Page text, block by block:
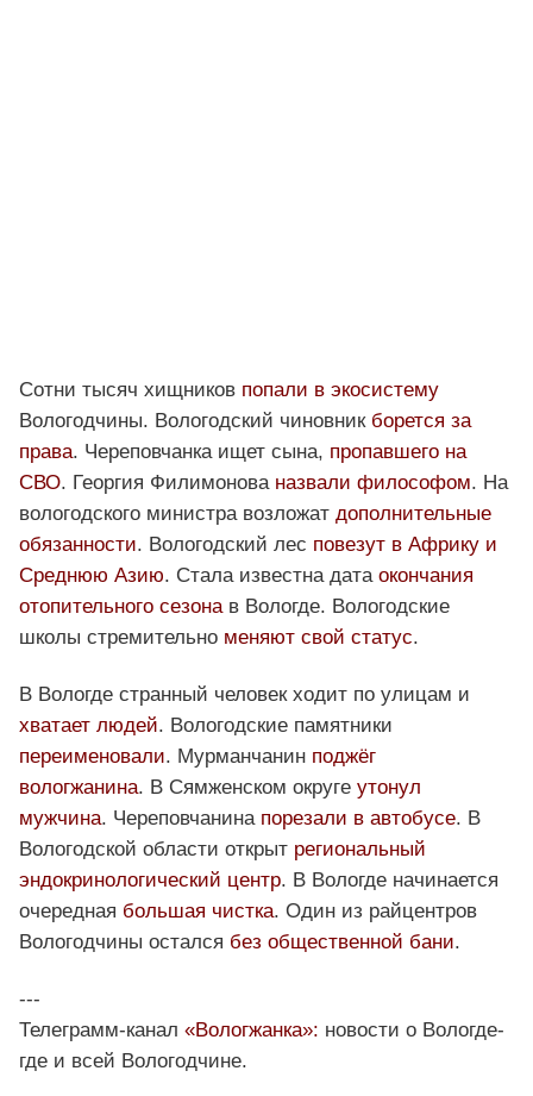
Сотни тысяч хищников попали в экосистему
Вологодчины. Вологодский чиновник борется за
права. Череповчанка ищет сына, пропавшего на
СВО. Георгия Филимонова назвали философом. На
вологодского министра возложат дополнительные
обязанности. Вологодский лес повезут в Африку и
Среднюю Азию. Стала известна дата окончания
отопительного сезона в Вологде. Вологодские
школы стремительно меняют свой статус.
В Вологде странный человек ходит по улицам и
хватает людей. Вологодские памятники
переименовали. Мурманчанин поджёг
вологжанина. В Сямженском округе утонул
мужчина. Череповчанина порезали в автобусе. В
Вологодской области открыт региональный
эндокринологический центр. В Вологде начинается
очередная большая чистка. Один из райцентров
Вологодчины остался без общественной бани.
---
Телеграмм-канал «Вологжанка»: новости о Вологде-
где и всей Вологодчине.